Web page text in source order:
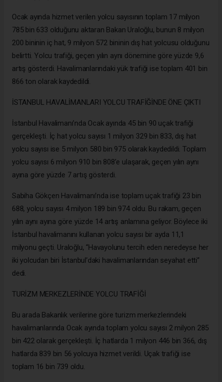
Ocak ayında hizmet verilen yolcu sayısının toplam 17 milyon
785 bin 633 olduğunu aktaran Bakan Uraloğlu, bunun 8 milyon
200 bininin iç hat, 9 milyon 572 bininin dış hat yolcusu olduğunu
belirtti. Yolcu trafiği, geçen yılın aynı dönemine göre yüzde 9,6
artış gösterdi. Havalimanlarındaki yük trafiği ise toplam 401 bin
866 ton olarak kaydedildi.
İSTANBUL HAVALİMANLARI YOLCU TRAFİĞİNDE ÖNE ÇIKTI
İstanbul Havalimanı’nda Ocak ayında 45 bin 90 uçak trafiği
gerçekleşti. İç hat yolcu sayısı 1 milyon 329 bin 833, dış hat
yolcu sayısı ise 5 milyon 580 bin 975 olarak kaydedildi. Toplam
yolcu sayısı 6 milyon 910 bin 808’e ulaşarak, geçen yılın aynı
ayına göre yüzde 7 artış gösterdi.
Sabiha Gökçen Havalimanı’nda ise toplam uçak trafiği 23 bin
688, yolcu sayısı 4 milyon 189 bin 974 oldu. Bu rakam, geçen
yılın aynı ayına göre yüzde 14 artış anlamına geliyor. Böylece iki
İstanbul havalimanını kullanan yolcu sayısı bir ayda 11,1
milyonu geçti. Uraloğlu, “Havayolunu tercih eden neredeyse her
iki yolcudan biri İstanbul’daki havalimanlarından seyahat etti”
dedi.
TURİZM MERKEZLERİNDE YOLCU TRAFİĞİ
Bu arada Bakanlık verilerine göre turizm merkezlerindeki
havalimanlarında Ocak ayında toplam yolcu sayısı 2 milyon 285
bin 422 olarak gerçekleşti. İç hatlarda 1 milyon 446 bin 366, dış
hatlarda 839 bin 56 yolcuya hizmet verildi. Uçak trafiği ise
toplam 16 bin 739 oldu.